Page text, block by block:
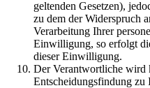
geltenden Gesetzen),
zu dem der Widerspruch
Verarbeitung Ihrer
Einwilligung, so erfolgt
dieser Einwilligung.
Der Verantwortliche wird
Entscheidungsfindung zu